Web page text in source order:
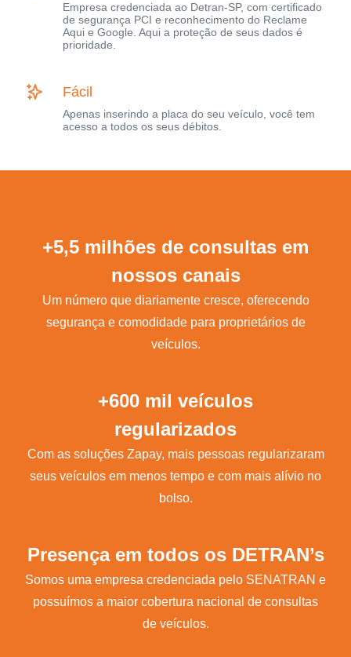
Empresa credenciada ao Detran-SP, com certificado
de segurança PCI e reconhecimento do Reclame
Aqui e Google. Aqui a proteção de seus dados é
prioridade.
Fácil
Apenas inserindo a placa do seu veículo, você tem
acesso a todos os seus débitos.
+5,5 milhões de consultas em
nossos canais
Um número que diariamente cresce, oferecendo
segurança e comodidade para proprietários de
veículos.
+600 mil veículos
regularizados
Com as soluções Zapay, mais pessoas regularizaram
seus veículos em menos tempo e com mais alívio no
bolso.
Presença em todos os DETRAN’s
Somos uma empresa credenciada pelo SENATRAN e
possuímos a maior cobertura nacional de consultas
de veículos.